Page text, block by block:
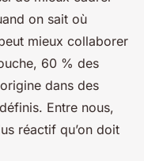
on sait où
mieux collaborer
60 % des
dans des
Entre nous,
réactif qu’on doit